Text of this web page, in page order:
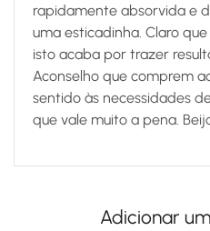
rapidamente absorvida e
uma esticadinha. Claro
isto acaba por trazer
Aconselho que comprem
sentido às necessidades
que vale muito a pena.
Adicionar